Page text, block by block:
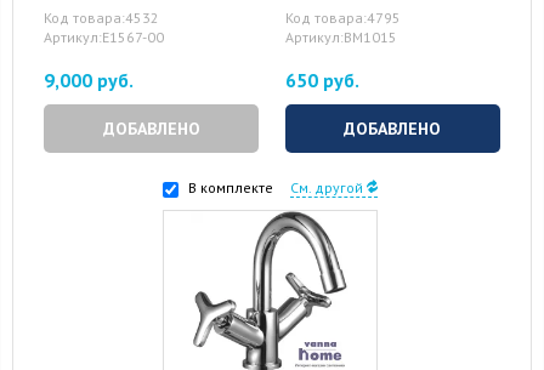
Код товара:4532
Артикул:E1567-00
9,000 руб.
ДОБАВЛЕНО
Код товара:4795
Артикул:ВМ1015
650 руб.
ДОБАВЛЕНО
В комплекте См. другой